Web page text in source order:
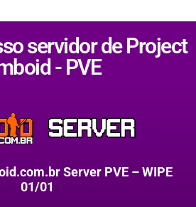
servidor de Project
- PVE
Server PVE – WIPE
01/01